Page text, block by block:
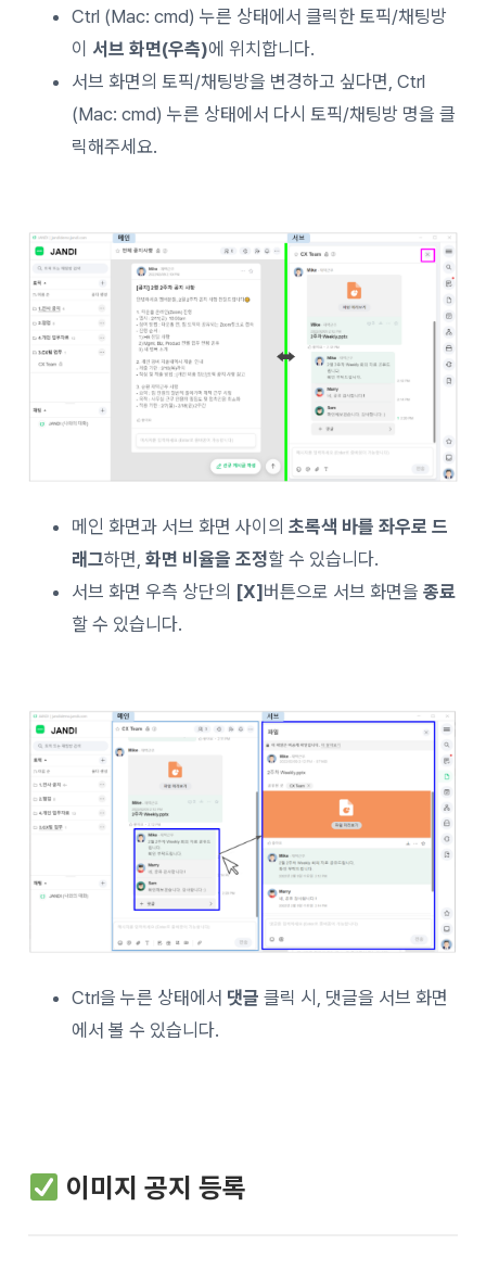
Ctrl (Mac: cmd) 누른 상태에서 클릭한 토픽/채팅방
이 서브 화면(우측)에 위치합니다.
서브 화면의 토픽/채팅방을 변경하고 싶다면, Ctrl
(Mac: cmd) 누른 상태에서 다시 토픽/채팅방 명을 클
릭해주세요.
메인 화면과 서브 화면 사이의초록색 바를 좌우로 드
래그하면, 화면 비율을 조정할 수 있습니다.
서브 화면 우측 상단의 [X]버튼으로 서브 화면을종료
할 수 있습니다.
Ctrl을 누른 상태에서 댓글 클릭 시, 댓글을 서브 화면
에서 볼 수 있습니다.
이미지 공지 등록